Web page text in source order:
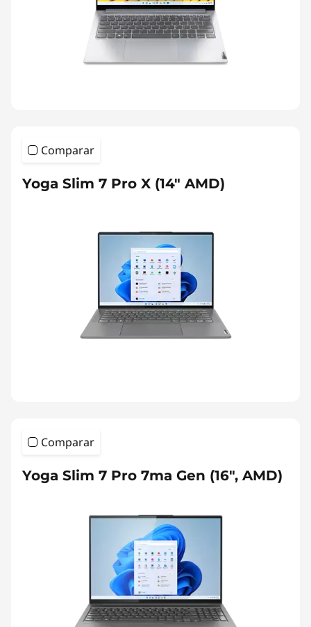
Comparar
Yoga Slim 7 Pro X (14″ AMD)
Comparar
Yoga Slim 7 Pro 7ma Gen (16", AMD)